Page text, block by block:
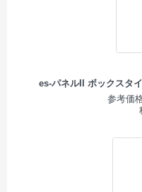
es-パネルII ボックスタ
参考価